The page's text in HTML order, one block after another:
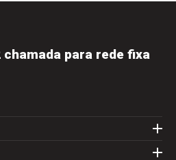
chamada para rede fixa